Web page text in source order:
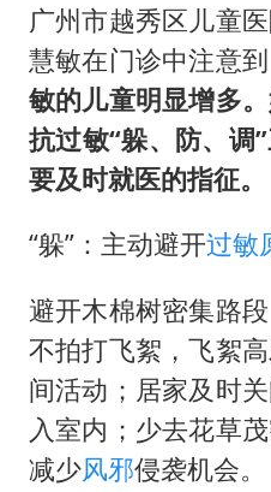
牛
网
女
浙
广州市越秀区儿童
慧敏在门诊中注意
敏的儿童明显增多
抗过敏“躲、防、调
要及时就医的指征。
“躲”：主动避开过敏
避开木棉树密集路
不拍打飞絮，飞絮
间活动；居家及时
入室内；少去花草
减少风邪侵袭机会。